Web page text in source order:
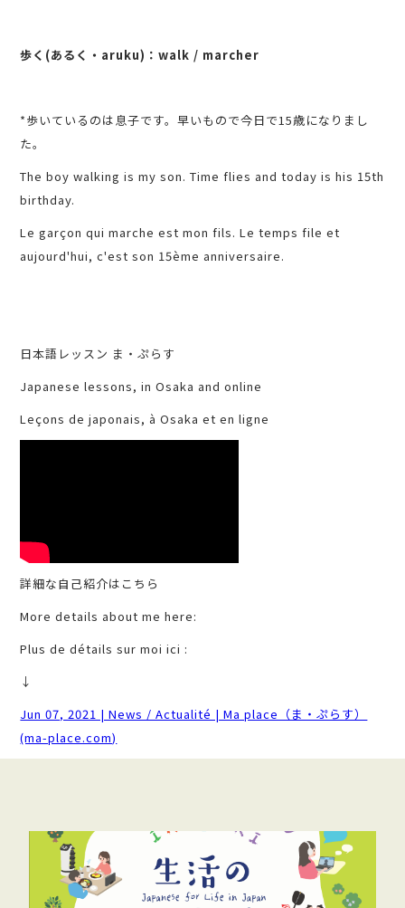
歩く(あるく・aruku)：walk / marcher
*歩いているのは息子です。早いもので今日で15歳になりまし
た。
The boy walking is my son. Time flies and today is his 15th
birthday.
Le garçon qui marche est mon fils. Le temps file et
aujourd'hui, c'est son 15ème anniversaire.
日本語レッスン ま・ぷらす
Japanese lessons, in Osaka and online
Leçons de japonais, à Osaka et en ligne
詳細な自己紹介はこちら
More details about me here:
Plus de détails sur moi ici :
↓
Jun 07, 2021 | News / Actualité | Ma place（ま・ぷらす）
(ma-place.com)